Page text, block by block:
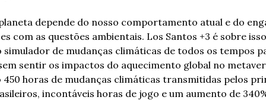
depende do nosso comportamento atual e do
com as questões ambientais. Los Santos +3 é sobre
simulador de mudanças climáticas de todos os tempos
sentir os impactos do aquecimento global no
450 horas de mudanças climáticas transmitidas pelos
incontáveis ​​horas de jogo e um aumento de